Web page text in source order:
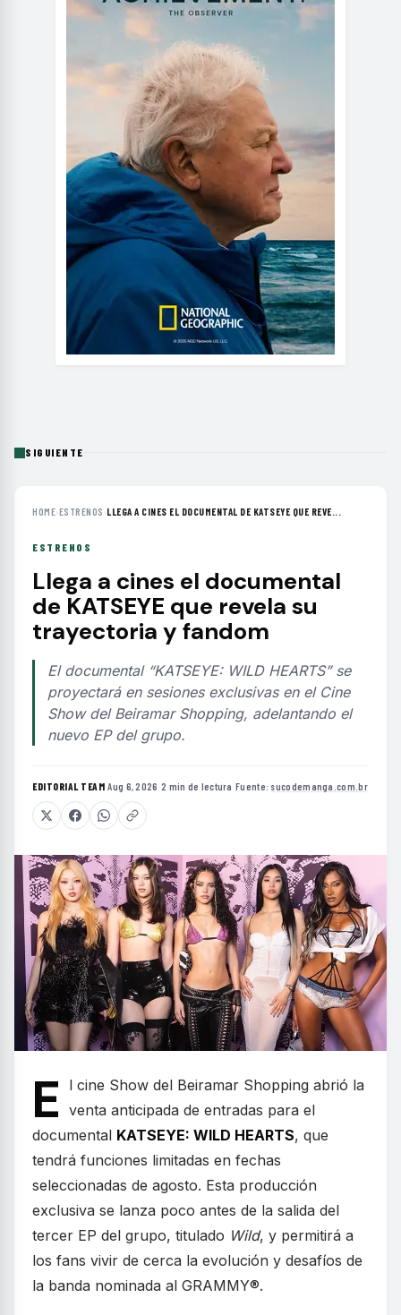
SIGUIENTE
HOME›ESTRENOS ›LLEGA A CINES EL DOCUMENTAL DE KATSEYE QUE REVE...
ESTRENOS
Llega a cines el documental
de KATSEYE que revela su
trayectoria y fandom
El documental “KATSEYE: WILD HEARTS” se
proyectará en sesiones exclusivas en el Cine
Show del Beiramar Shopping, adelantando el
nuevo EP del grupo.
EDITORIAL TEAM·Aug 6, 2026 ·2 min de lectura ·Fuente: sucodemanga.com.br
E
l cine Show del Beiramar Shopping abrió la
venta anticipada de entradas para el
documental KATSEYE: WILD HEARTS, que
tendrá funciones limitadas en fechas
seleccionadas de agosto. Esta producción
exclusiva se lanza poco antes de la salida del
tercer EP del grupo, titulado Wild, y permitirá a
los fans vivir de cerca la evolución y desafíos de
la banda nominada al GRAMMY®.